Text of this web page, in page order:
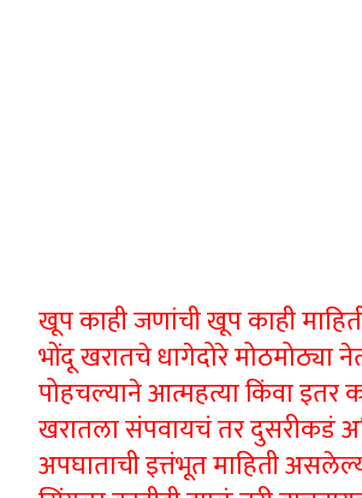
खूप काही जणांची खूप काही
भोंदू खरातचे धागेदोरे मोठमोठ्या
पोहचल्याने आत्महत्या किंवा इतर
खरातला संपवायचं तर दुसरीकडं
अपघाताची इत्तंभूत माहिती